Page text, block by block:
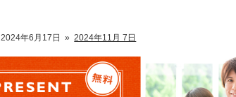
2024年6月17日 » 2024年11月 7日